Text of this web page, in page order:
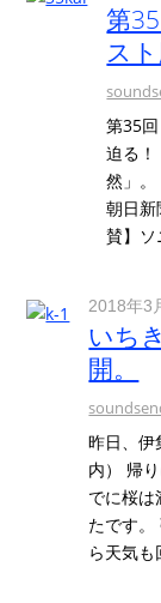
第
ス
第35
迫る！
然」。
朝日
賛】
2018年3
いち
開。
昨日、伊
内） 帰
でに桜は
たです
ら天気